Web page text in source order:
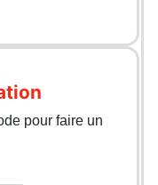
pour faire un